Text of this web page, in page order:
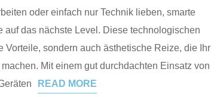
oder einfach nur Technik lieben, smarte
auf das nächste Level. Diese technologischen
Vorteile, sondern auch ästhetische Reize, die Ihr
Mit einem gut durchdachten Einsatz von
READ MORE